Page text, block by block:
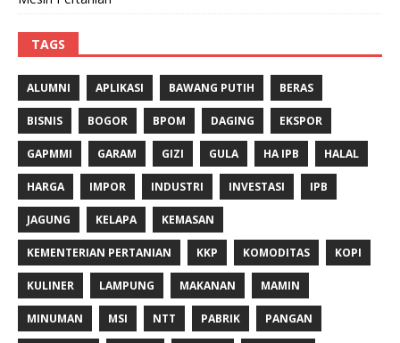
TAGS
ALUMNI APLIKASI BAWANG PUTIH BERAS
BISNIS BOGOR BPOM DAGING EKSPOR
GAPMMI GARAM GIZI GULA HA IPB HALAL
HARGA IMPOR INDUSTRI INVESTASI IPB
JAGUNG KELAPA KEMASAN
KEMENTERIAN PERTANIAN KKP KOMODITAS KOPI
KULINER LAMPUNG MAKANAN MAMIN
MINUMAN MSI NTT PABRIK PANGAN